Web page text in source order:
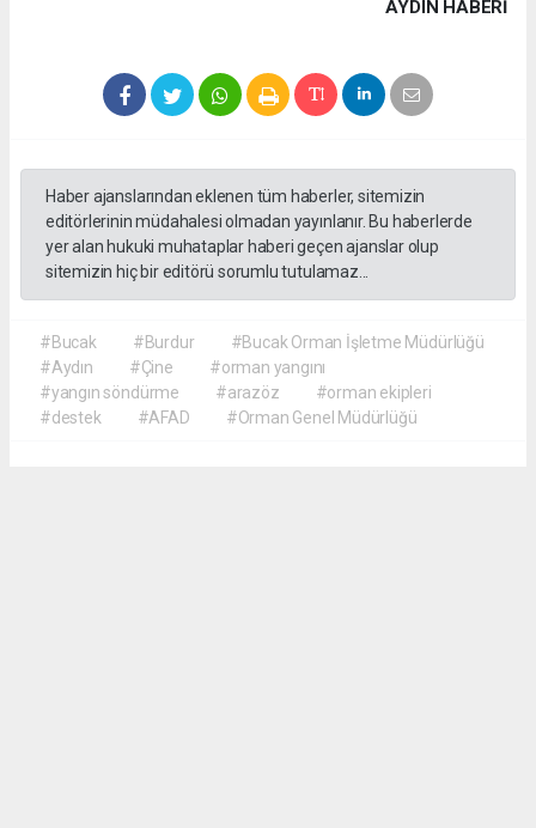
AYDIN HABERİ
Haber ajanslarından eklenen tüm haberler, sitemizin
editörlerinin müdahalesi olmadan yayınlanır. Bu haberlerde
yer alan hukuki muhataplar haberi geçen ajanslar olup
sitemizin hiç bir editörü sorumlu tutulamaz...
#Bucak #Burdur
#Bucak Orman İşletme Müdürlüğü
#Aydın
#Çine
#orman yangını
#yangın söndürme
#arazöz
#orman ekipleri
#destek
#AFAD #Orman Genel Müdürlüğü